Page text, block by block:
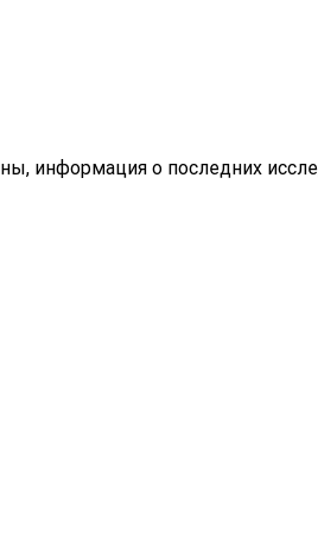
информация о последних